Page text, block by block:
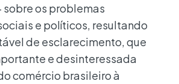
sobre os problemas
e políticos, resultando
de esclarecimento, que
e desinteressada
comércio brasileiro à